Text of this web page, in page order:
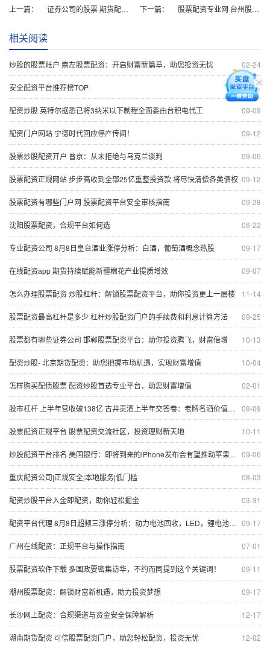
上一篇： 证券公司的股票 期货配资平台排行榜：助你选择最佳配资平台 下一篇： 股票配资专业网 台州股票配资：助您轻松撬动资本杠杆
相关阅读
02-24
炒股的股票账户 崇左股票配资：开启财富新篇章，助您投资无忧
06-17
安全配资平台推荐榜TOP
09-09
配资炒股 英特尔据悉已将3纳米以下制程全面委由台积电代工
09-12
配资门户网站 宁德时代回应停产传闻！
09-06
股票炒股配资开户 普京：从未拒绝与乌克兰谈判
09-12
股票配资正规网站 步步高收到全部25亿重整投资款 将尽快清偿各类债权
09-28
股票配资有哪些门户网 股票配资平台安全审核指南
06-22
沈阳股票配资，合规平台如何选
09-17
专业配资公司 8月8日皇台酒业涨停分析：白酒，葡萄酒概念热股
09-07
在线配资app 期货持续赋能新疆棉花产业提质增效
11-14
怎么办理股票配资 炒股杠杆：解锁股票配资平台，助你投资更上一层楼
09-25
股票配资最高杠杆是多少 杠杆炒股配资门户的手续费和利息计算方法
10-13
股票都有哪些证券公司 邯郸股票配资平台：助你投资腾飞，财富倍增
10-04
配资炒股- 北京期货配资：助您把握市场机遇，实现财富增值
02-01
怎样购买配债股票 配资炒股首选专业平台，助您财富增值
09-09
股市杠杆 上半年营收破138亿 古井贡酒上半年交答卷：老牌名酒价值凸显
10-11
股票配资正规平台 股票配资交流社区，投资理财新天地
09-06
炒股配资平台排名 美国银行：即将到来的iPhone发布会有望推动苹果股价上涨
08-03
重庆配资公司|正规安全|本地服务|低门槛
03-31
配资炒股平台入金即配资，助你轻松掘金
09-17
配资平台代理 8月8日超频三涨停分析：动力电池回收，LED，锂电池概念热股
07-01
广州在线配资：正规平台与操作指南
09-11
股票配资软件下载 多国政要密集访华，不约而同提到这个关键词！
09-17
潮州股票配资：解锁财富新机遇，助力投资梦想
12-17
长沙网上配资：合规渠道与资金安全保障解析
12-02
湖南期货配资 可信股票配资门户，助您轻松配资，投资无忧